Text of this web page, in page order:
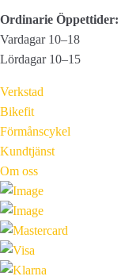
Ordinarie Öppettider:
Vardagar 10–18
Lördagar 10–15
Verkstad
Bikefit
Förmånscykel
Kundtjänst
Om oss